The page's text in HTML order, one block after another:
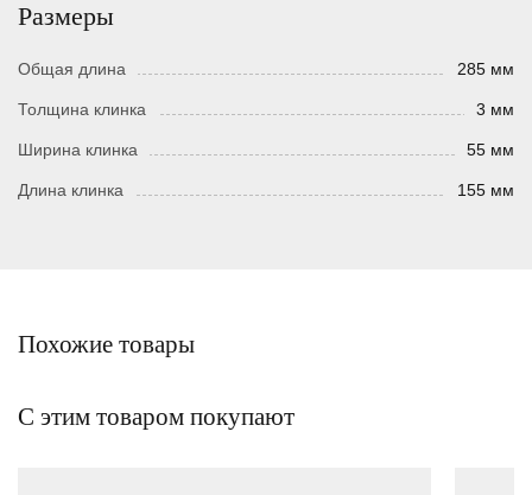
Размеры
Общая длина 285 мм
Толщина клинка 3 мм
Ширина клинка 55 мм
Длина клинка 155 мм
Похожие товары
С этим товаром покупают